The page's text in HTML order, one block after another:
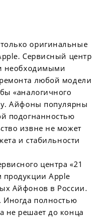
оригинальные
Сервисный центр
необходимыми
любой модели
«аналогичного
Айфоны популярны
подогнанностью
извне не может
и стабильности
центра «21
продукции Apple
Айфонов в России.
Иногда полностью
не решает до конца